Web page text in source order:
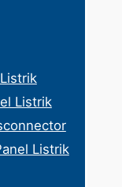
Listrik
Listrik